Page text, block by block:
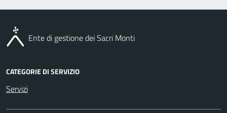
Ente di gestione dei Sacri Monti
CATEGORIE DI SERVIZIO
Servizi